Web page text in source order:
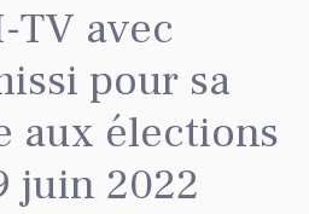
TV avec
pour sa
aux élections
juin 2022